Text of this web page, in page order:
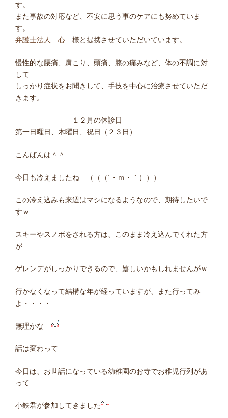
す。
また事故の対応など、不安に思う事のケアにも努めていま
す。
弁護士法人 心 様と提携させていただいています。
慢性的な腰痛、肩こり、頭痛、膝の痛みなど、体の不調に対
して
しっかり症状をお聞きして、手技を中心に治療させていただ
きます。
１２月の休診日
第一日曜日、木曜日、祝日（２３日）
こんばんは＾＾
今日も冷えましたね （（（´・ｍ・｀）））
この冷え込みも来週はマシになるようなので、期待したいで
すｗ
スキーやスノボをされる方は、このまま冷え込んでくれた方
が
ゲレンデがしっかりできるので、嬉しいかもしれませんがｗ
行かなくなって結構な年が経っていますが、また行ってみ
よ・・・・
無理かな
話は変わって
今日は、お世話になっている幼稚園のお寺でお稚児行列があ
って
小鉄君が参加してきました